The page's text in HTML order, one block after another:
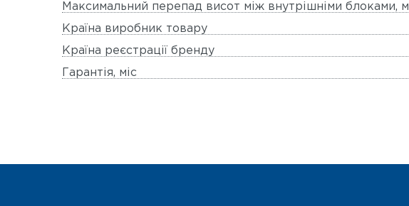
Максимальний перепад висот між внутрішніми блоками, м
Країна виробник товару
Країна реєстрації бренду
Гарантія, міс